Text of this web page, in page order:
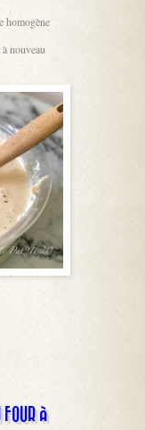
homogène
nouveau
FOUR À